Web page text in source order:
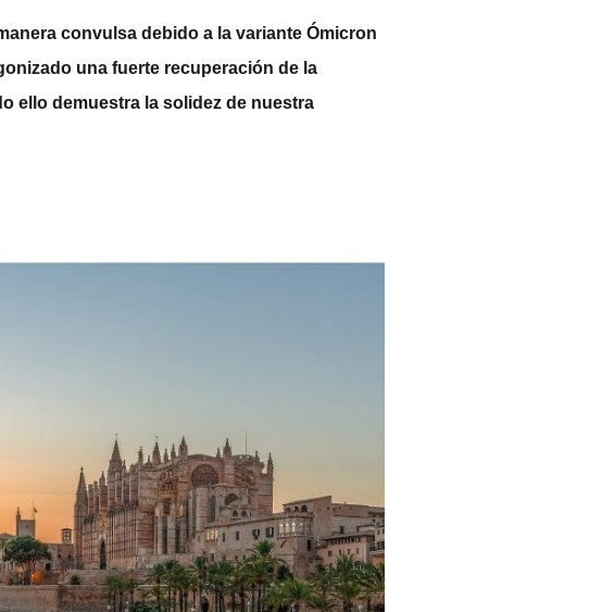
convulsa debido a la variante Ómicron
una fuerte recuperación de la
ello demuestra la solidez de nuestra